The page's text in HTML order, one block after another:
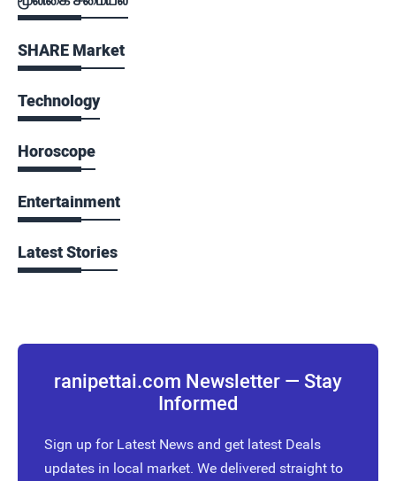
SHARE Market
Technology
Horoscope
Entertainment
Latest Stories
ranipettai.com Newsletter — Stay
Informed
Sign up for Latest News and get latest Deals
updates in local market. We delivered straight to